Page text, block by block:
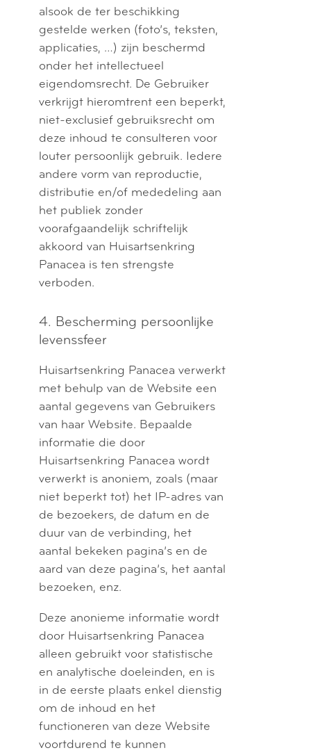
alsook de ter beschikking
gestelde werken (foto’s, teksten,
applicaties, …) zijn beschermd
onder het intellectueel
eigendomsrecht. De Gebruiker
verkrijgt hieromtrent een beperkt,
niet-exclusief gebruiksrecht om
deze inhoud te consulteren voor
louter persoonlijk gebruik. Iedere
andere vorm van reproductie,
distributie en/of mededeling aan
het publiek zonder
voorafgaandelijk schriftelijk
akkoord van Huisartsenkring
Panacea is ten strengste
verboden.
4. Bescherming persoonlijke
levenssfeer
Huisartsenkring Panacea verwerkt
met behulp van de Website een
aantal gegevens van Gebruikers
van haar Website. Bepaalde
informatie die door
Huisartsenkring Panacea wordt
verwerkt is anoniem, zoals (maar
niet beperkt tot) het IP-adres van
de bezoekers, de datum en de
duur van de verbinding, het
aantal bekeken pagina’s en de
aard van deze pagina’s, het aantal
bezoeken, enz.
Deze anonieme informatie wordt
door Huisartsenkring Panacea
alleen gebruikt voor statistische
en analytische doeleinden, en is
in de eerste plaats enkel dienstig
om de inhoud en het
functioneren van deze Website
voortdurend te kunnen